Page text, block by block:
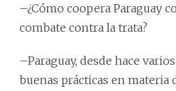
–¿Cómo coopera Paraguay
combate contra la trata?
–Paraguay, desde hace
buenas prácticas en materia